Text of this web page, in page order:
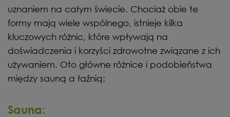
uznaniem na całym świecie. Chociaż obie te
formy mają wiele wspólnego, istnieje kilka
kluczowych różnic, które wpływają na
doświadczenia i korzyści zdrowotne związane z ich
używaniem. Oto główne różnice i podobieństwa
między sauną a łaźnią:
Sauna: